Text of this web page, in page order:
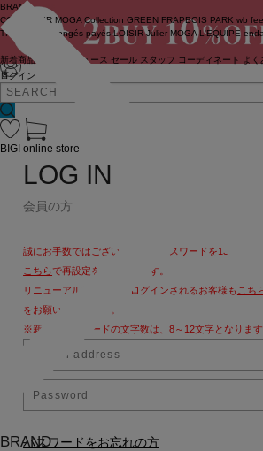
ログイン
BRAND
COUTURIER MOGA Collection GREEN FRAPBOIS PARK wb
TRISTESSE
congés payés LOISIR Julier MOGA L'EQUIPE
新着商品 ニュース セール スタッフ コーディネート よく
せ
BRAND
BIGI online store
LOG IN
会員の方
誠にお手数ではございますが、パスワードを13文字以
こちらで再設定をお願いします。
リニューアル後、初めてログインされるお客様も こち
をお願いいたします。
※新しいパスワードの文字数は、8～12文字となります
パスワードをお忘れの方